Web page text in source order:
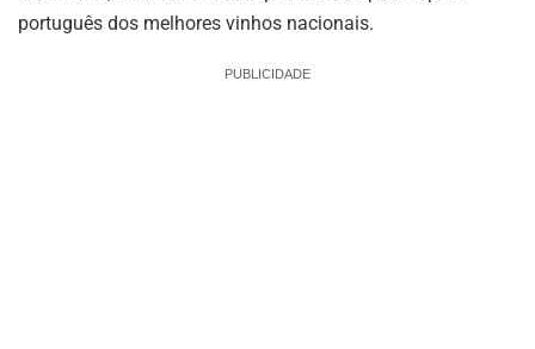
português dos melhores vinhos nacionais.
PUBLICIDADE